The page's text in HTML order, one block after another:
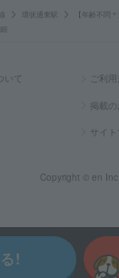
!
環状通東駅
【年齢不問
いて ご利
掲載
サイ
Copyright © en Inc.